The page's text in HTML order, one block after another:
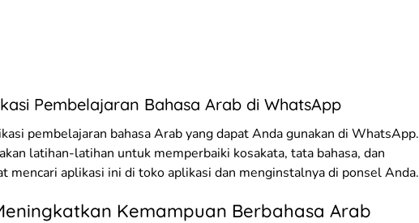
Pembelajaran Bahasa Arab di WhatsApp
pembelajaran bahasa Arab yang dapat Anda gunakan di WhatsApp.
latihan-latihan untuk memperbaiki kosakata, tata bahasa, dan
mencari aplikasi ini di toko aplikasi dan menginstalnya di ponsel Anda.
Kemampuan Berbahasa Arab